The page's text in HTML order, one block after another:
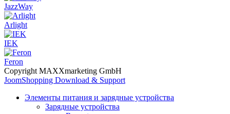
JazzWay
Arlight
IEK
Feron
Copyright MAXXmarketing GmbH
JoomShopping Download & Support
Элементы питания и зарядные устройства
Зарядные устройства